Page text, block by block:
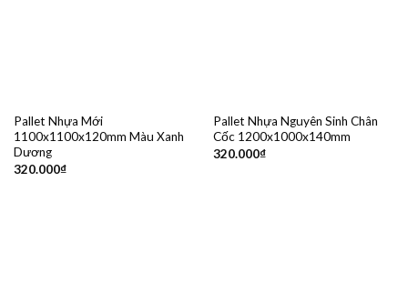
Pallet Nhựa Mới
1100x1100x120mm Màu Xanh
Dương
320.000₫
Pallet Nhựa Nguyên Sinh Chân
Cốc 1200x1000x140mm
320.000₫